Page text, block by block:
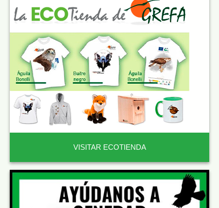
VISITAR ECOTIENDA